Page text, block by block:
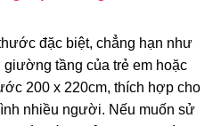
đặc biệt, chẳng hạn như
tầng của trẻ em hoặc
200 x 220cm, thích hợp cho
nhiều người. Nếu muốn sử